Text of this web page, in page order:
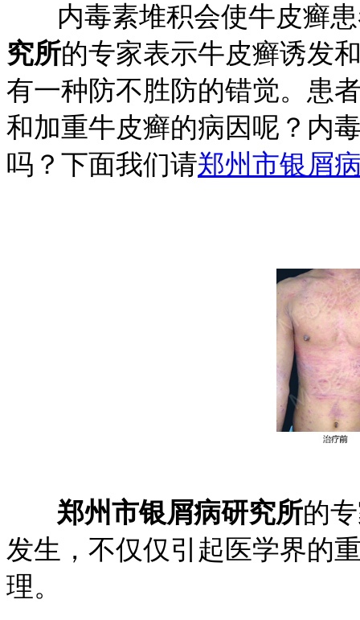
内毒素堆积会使牛皮癣患
究所的专家表示牛皮癣诱发
有一种防不胜防的错觉。患
和加重牛皮癣的病因呢？内
吗？下面我们请郑州市银屑
郑州市银屑病研究所的
发生，不仅仅引起医学界的
理。